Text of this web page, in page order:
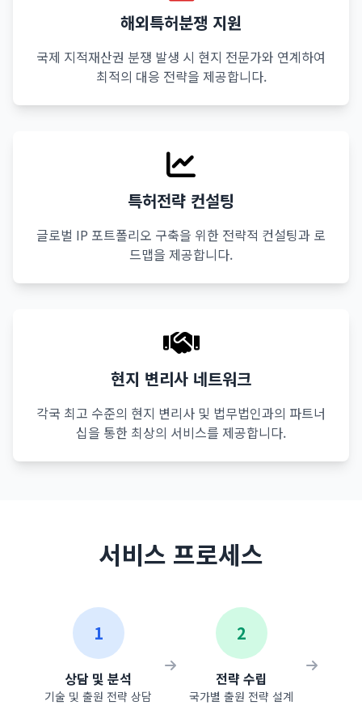
해외특허분쟁 지원
국제 지적재산권 분쟁 발생 시 현지 전문가와 연계하여
최적의 대응 전략을 제공합니다.
특허전략 컨설팅
글로벌 IP 포트폴리오 구축을 위한 전략적 컨설팅과 로
드맵을 제공합니다.
현지 변리사 네트워크
각국 최고 수준의 현지 변리사 및 법무법인과의 파트너
십을 통한 최상의 서비스를 제공합니다.
서비스 프로세스
1
상담 및 분석
기술 및 출원 전략 상담
2
전략 수립
국가별 출원 전략 설계